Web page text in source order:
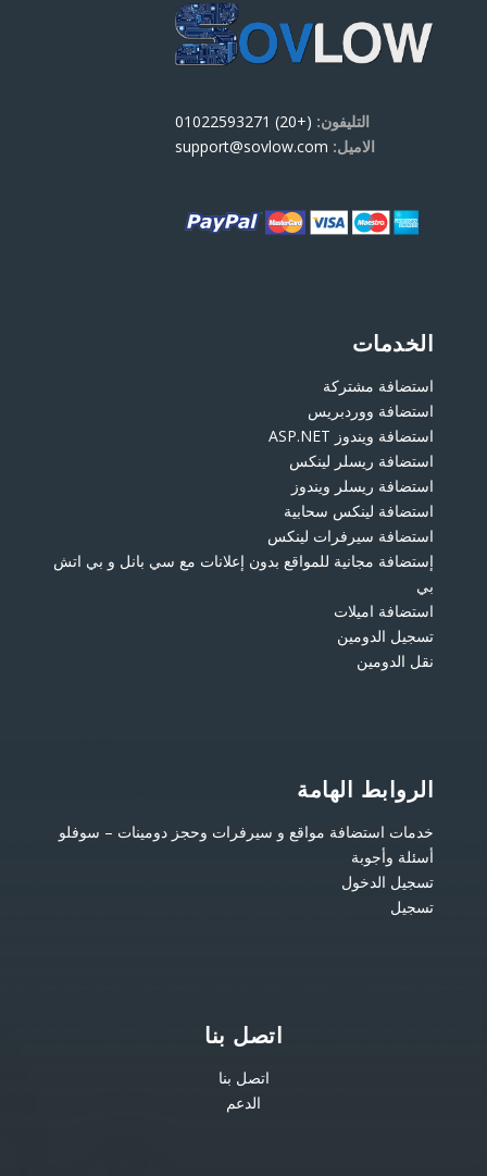
التليفون: (+20) 01022593271
الاميل: support@sovlow.com
الخدمات
استضافة مشتركة
استضافة ووردبريس
استضافة ويندوز ASP.NET
استضافة ريسلر لينكس
استضافة ريسلر ويندوز
استضافة لينكس سحابية
استضافة سيرفرات لينكس
إستضافة مجانية للمواقع بدون إعلانات مع سي بانل و بي اتش
بي
استضافة اميلات
تسجيل الدومين
نقل الدومين
الروابط الهامة
خدمات استضافة مواقع و سيرفرات وحجز دومينات – سوفلو
أسئلة وأجوبة
تسجيل الدخول
تسجيل
اتصل بنا
اتصل بنا
الدعم